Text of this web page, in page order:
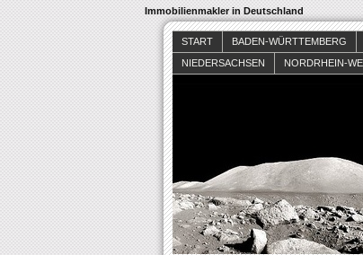
Immobilienmakler in Deutschland
START BADEN-WÜRTTEMBERG
NIEDERSACHSEN
NORDRHEIN-